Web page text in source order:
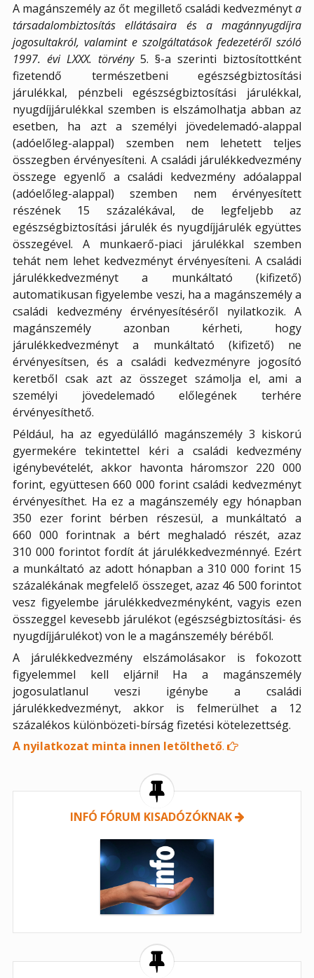
A magánszemély az őt megillető családi kedvezményta
társadalombiztosítás ellátásaira és a magánnyugdíjra
jogosultakról, valamint e szolgáltatások fedezetéről szóló
1997. évi LXXX. törvény5. §-a szerinti biztosítottként
fizetendő természetbeni egészségbiztosítási
járulékkal, pénzbeli egészségbiztosítási járulékkal,
nyugdíjjárulékkal szemben is elszámolhatja abban az
esetben, ha azt a személyi jövedelemadó-alappal
(adóelőleg-alappal) szemben nem lehetett teljes
összegben érvényesíteni. A családi járulékkedvezmény
összege egyenlő a családi kedvezmény adóalappal
(adóelőleg-alappal) szemben nem érvényesített
részének 15 százalékával, de legfeljebb az
egészségbiztosítási járulék és nyugdíjjárulék együttes
összegével. A munkaerő-piaci járulékkal szemben
tehát nem lehet kedvezményt érvényesíteni. A családi
járulékkedvezményt a munkáltató (kifizető)
automatikusan figyelembe veszi, ha a magánszemély a
családi kedvezmény érvényesítéséről nyilatkozik. A
magánszemély azonban kérheti, hogy
járulékkedvezményt a munkáltató (kifizető) ne
érvényesítsen, és a családi kedvezményre jogosító
keretből csak azt az összeget számolja el, ami a
személyi jövedelemadó előlegének terhére
érvényesíthető.
Például, ha az egyedülálló magánszemély 3 kiskorú
gyermekére tekintettel kéri a családi kedvezmény
igénybevételét, akkor havonta háromszor 220 000
forint, együttesen 660 000 forint családi kedvezményt
érvényesíthet. Ha ez a magánszemély egy hónapban
350 ezer forint bérben részesül, a munkáltató a
660 000 forintnak a bért meghaladó részét, azaz
310 000 forintot fordít át járulékkedvezménnyé. Ezért
a munkáltató az adott hónapban a 310 000 forint 15
százalékának megfelelő összeget, azaz 46 500 forintot
vesz figyelembe járulékkedvezményként, vagyis ezen
összeggel kevesebb járulékot (egészségbiztosítási- és
nyugdíjjárulékot) von le a magánszemély béréből.
A járulékkedvezmény elszámolásakor is fokozott
figyelemmel kell eljárni! Ha a magánszemély
jogosulatlanul veszi igénybe a családi
járulékkedvezményt, akkor is felmerülhet a 12
százalékos különbözeti-bírság fizetési kötelezettség.
A nyilatkozat minta innen letölthető.
INFÓ FÓRUM KISADÓZÓKNAK